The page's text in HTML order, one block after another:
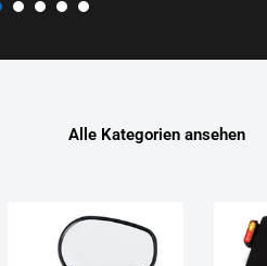
Alle Kategorien ansehen